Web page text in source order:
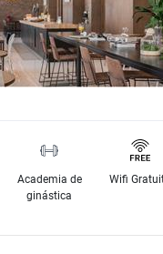
Academia de
ginástica
Wifi